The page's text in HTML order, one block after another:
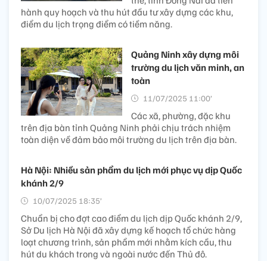
hành quy hoạch và thu hút đầu tư xây dựng các khu,
điểm du lịch trọng điểm có tiềm năng.
Quảng Ninh xây dựng môi
trường du lịch văn minh, an
toàn
11/07/2025 11:00’
Các xã, phường, đặc khu
trên địa bàn tỉnh Quảng Ninh phải chịu trách nhiệm
toàn diện về đảm bảo môi trường du lịch trên địa bàn.
Hà Nội: Nhiều sản phẩm du lịch mới phục vụ dịp Quốc
khánh 2/9
10/07/2025 18:35’
Chuẩn bị cho đợt cao điểm du lịch dịp Quốc khánh 2/9,
Sở Du lịch Hà Nội đã xây dựng kế hoạch tổ chức hàng
loạt chương trình, sản phẩm mới nhằm kích cầu, thu
hút du khách trong và ngoài nước đến Thủ đô.